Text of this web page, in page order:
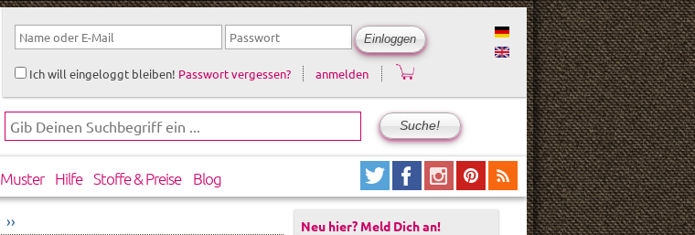
Ich will eingeloggt bleiben! Passwort vergessen? anmelden
Muster Hilfe Stoffe & Preise Blog
›› Neu hier? Meld Dich an!